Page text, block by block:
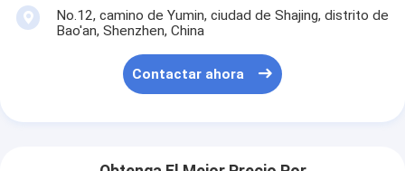
No.12, camino de Yumin, ciudad de Shajing, distrito de
Bao'an, Shenzhen, China
Contactar ahora